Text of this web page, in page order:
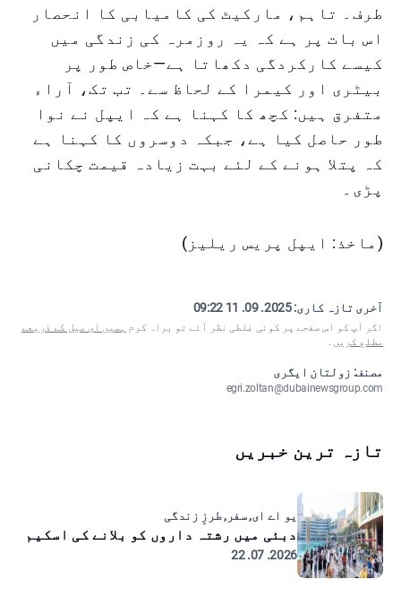
طرف۔ تاہم، مارکیٹ کی کامیابی کا انحصار
اس بات پر ہے کہ یہ روزمرہ کی زندگی میں
کیسے کارکردگی دکھاتا ہے—خاص طور پر
بیٹری اور کیمرا کے لحاظ سے۔ تب تک، آراء
متفرق ہیں: کچھ کا کہنا ہے کہ ایپل نے نوا
طور حاصل کیا ہے، جبکہ دوسروں کا کہنا ہے
کہ پتلا ہونے کے لئے بہت زیادہ قیمت چکانی
پڑی۔
(ماخذ: ایپل پریس ریلیز)
آخری تازہ کاری:2025. 09. 11 09:22
اگر آپ کو اس صفحے پر کوئی غلطی نظر آئے تو براہ کرم ہمیں ای میل کے ذریعے
مطلع کریں ۔
مصنف: زولتان ایگری
egri.zoltan@dubainewsgroup.com
تازہ ترین خبریں
یو اے ای, سفر, طرزِ زندگی
دبئی میں رشتہ داروں کو بلانے کی اسکیم
2026. 07. 22